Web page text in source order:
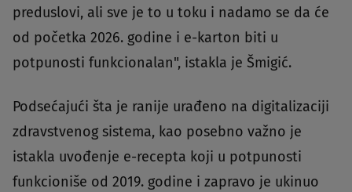
preduslovi, ali sve je to u toku i nadamo se da će
od početka 2026. godine i e-karton biti u
potpunosti funkcionalan", istakla je Šmigić.
Podsećajući šta je ranije urađeno na digitalizaciji
zdravstvenog sistema, kao posebno važno je
istakla uvođenje e-recepta koji u potpunosti
funkcioniše od 2019. godine i zapravo je ukinuo